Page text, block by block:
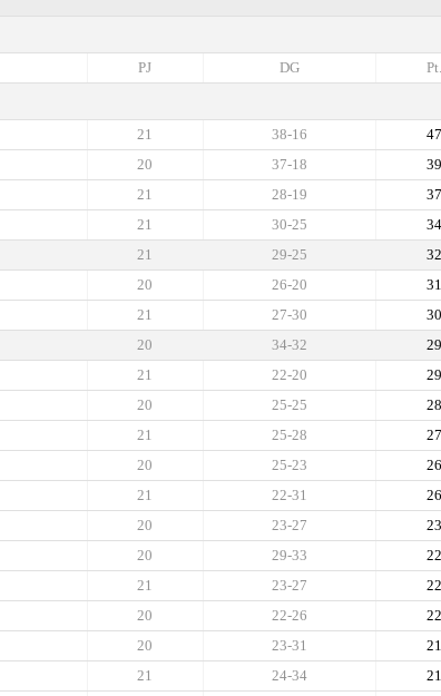
Pt.
DG
PJ
47
38-16
21
39
37-18
20
37
28-19
21
34
30-25
21
32
29-25
21
31
26-20
20
30
27-30
21
29
34-32
20
29
22-20
21
28
25-25
20
27
25-28
21
26
25-23
20
26
22-31
21
23
23-27
20
22
29-33
20
22
23-27
21
22
22-26
20
21
23-31
20
21
24-34
21